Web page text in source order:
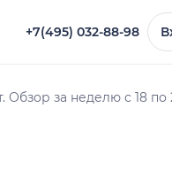
+7(495) 032-88-98
за неделю с 18 по